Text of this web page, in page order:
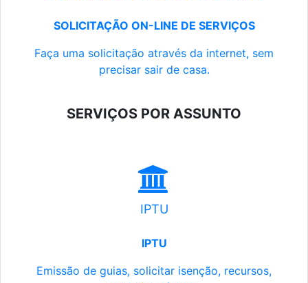
SOLICITAÇÃO ON-LINE DE SERVIÇOS
Faça uma solicitação através da internet, sem
precisar sair de casa.
SERVIÇOS POR ASSUNTO
IPTU
IPTU
Emissão de guias, solicitar isenção, recursos,